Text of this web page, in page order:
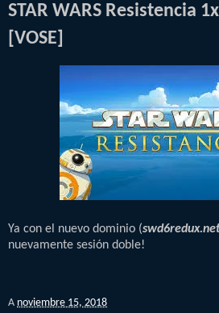
STAR WARS Resistencia
[VOSE]
Ya con el nuevo dominio (
nuevamente sesión doble!
A noviembre 15, 2018